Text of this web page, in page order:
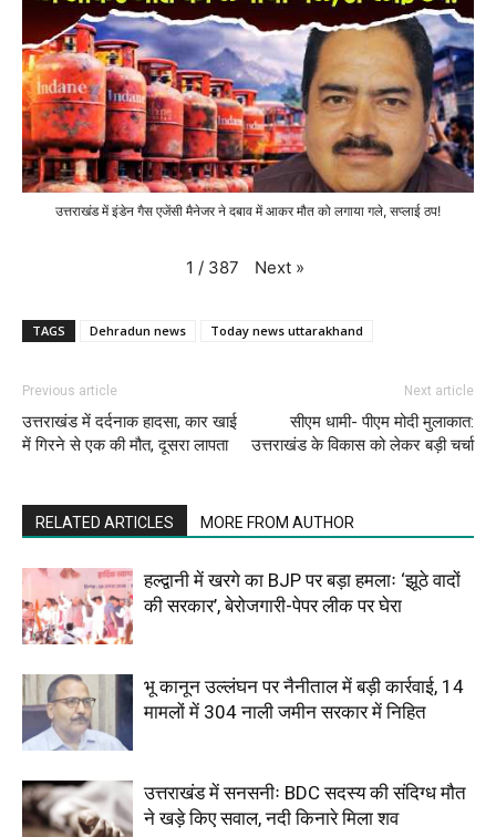
उत्तराखंड में इंडेन गैस एजेंसी मैनेजर ने दबाव में आकर मौत को लगाया गले, सप्लाई ठप!
1 / 387 Next »
TAGS Dehradun news Today news uttarakhand
Previous article
उत्तराखंड में दर्दनाक हादसा, कार खाई
में गिरने से एक की मौत, दूसरा लापता
Next article
सीएम धामी- पीएम मोदी मुलाकात:
उत्तराखंड के विकास को लेकर बड़ी चर्चा
RELATED ARTICLES MORE FROM AUTHOR
हल्द्वानी में खरगे का BJP पर बड़ा हमलाः ‘झूठे वादों
की सरकार’, बेरोजगारी-पेपर लीक पर घेरा
भू कानून उल्लंघन पर नैनीताल में बड़ी कार्रवाई, 14
मामलों में 304 नाली जमीन सरकार में निहित
उत्तराखंड में सनसनीः BDC सदस्य की संदिग्ध मौत
ने खड़े किए सवाल, नदी किनारे मिला शव